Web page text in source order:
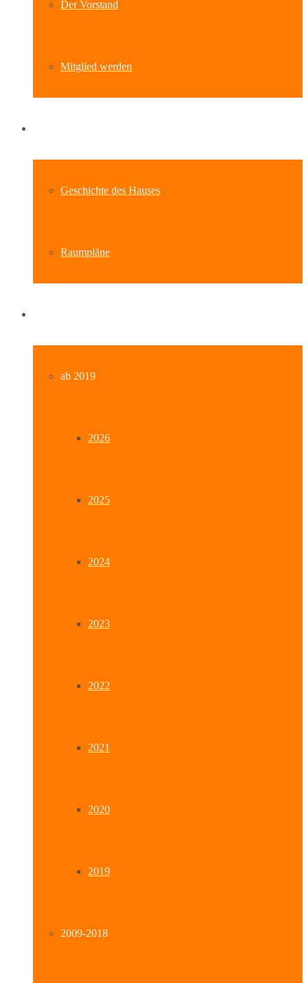
Der Vorstand
Mitglied werden
Geschichte des Hauses
Raumpläne
ab 2019
2026
2025
2024
2023
2022
2021
2020
2019
2009-2018